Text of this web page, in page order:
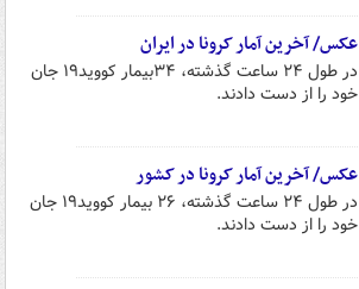
عکس/ آخرین آمار کرونا در ایران
در طول ۲۴ ساعت گذشته، ۳۴بیمار کووید۱۹ جان
خود را از دست دادند.
عکس/ آخرین آمار کرونا در کشور
در طول ۲۴ ساعت گذشته، ۲۶ بیمار کووید۱۹ جان
خود را از دست دادند.